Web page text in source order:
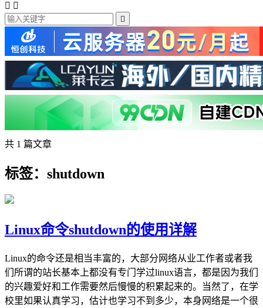
 

共 1 篇文章
标签：shutdown
Linux命令shutdown的使用详解
Linux的命令还是相当丰富的，大部分网络从业工作者或者我
们所谓的站长基本上都没有专门学过linux语言，都是因为我们
的兴趣爱好和工作需要然后慢慢的积累起来的。当然了，在学
校里如果认真学习，估计也学习不到多少，本身网络是一个很